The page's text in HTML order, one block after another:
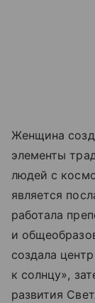
Женщина
элементы
людей с
является
работала
и
создала
к солнцу»,
развития